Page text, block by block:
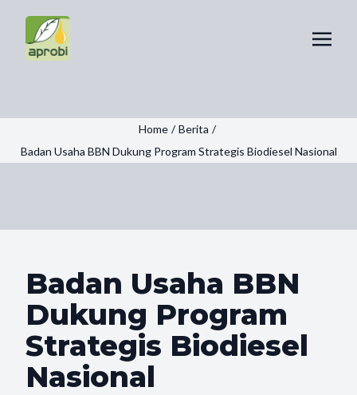
Home / Berita /
Badan Usaha BBN Dukung Program Strategis Biodiesel Nasional
Badan Usaha BBN
Dukung Program
Strategis Biodiesel
Nasional